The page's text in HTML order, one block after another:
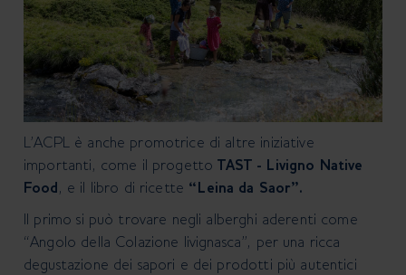
L’ACPL è anche promotrice di altre iniziative
importanti, come il progettoTAST - Livigno Native
Food, e il libro di ricette “Leina da Saor”.
Il primo si può trovare negli alberghi aderenti come
“Angolo della Colazione livignasca”, per una ricca
degustazione dei sapori e dei prodotti più autentici